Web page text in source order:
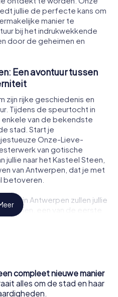
jullie de perfecte kans om
manier te
bij het indrukwekkende
door de geheimen en
Een avontuur tussen
zijn rijke geschiedenis en
Tijdens de speurtocht in
van de bekendste
stad. Start je
Onze-Lieve-
van gotische
jullie naar het Kasteel Steen,
van Antwerpen, dat je met
betoveren.
in Antwerpen zullen jullie
zien, een van de eerste
die de skyline van de stad
en moderne
in Antwerpen?
te starten, heb je alleen
compleet nieuwe manier
alles om de stad en haar